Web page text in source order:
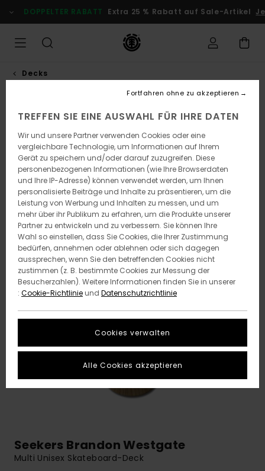
zur
Produktinformation
DOPPELTER RABATT Extra 25 % Rabatt auf Sale-Artikel
Decks
Seekers Brandon Westgate
Multi Unisex Skateboard-Deck
TREFFEN SIE EINE AUSWAHL FÜR IHRE DATEN
Wir und unsere Partner verwenden Cookies oder eine
vergleichbare Technologie, um Informationen auf Ihrem
Gerät zu speichern und/oder darauf zuzugreifen. Diese
personenbezogenen Informationen (wie Ihre Browserdaten
und Ihre IP-Adresse) können verwendet werden, um Ihnen
personalisierte Beiträge und Inhalte zu präsentieren, um die
Leistung von Werbung und Inhalten zu messen, und um
mehr über ihr Publikum zu erfahren, um die Produkte unserer
Partner zu entwickeln und zu verbessern. Sie können Ihre
Wahl so einstellen, dass Sie Cookies, die Ihrer Zustimmung
bedürfen, annehmen oder ablehnen oder sich dagegen
aussprechen, wenn Sie den betreffenden Cookies nicht
zustimmen (z. B. bestimmte Cookies zur Messung der
Besucherzahlen). Weitere Informationen finden Sie in unserer
: Cookie-Richtlinieund Datenschutzrichtlinie
Cookies verwalten
Fortfahren ohne zu akzeptieren
Alle Cookies akzeptieren